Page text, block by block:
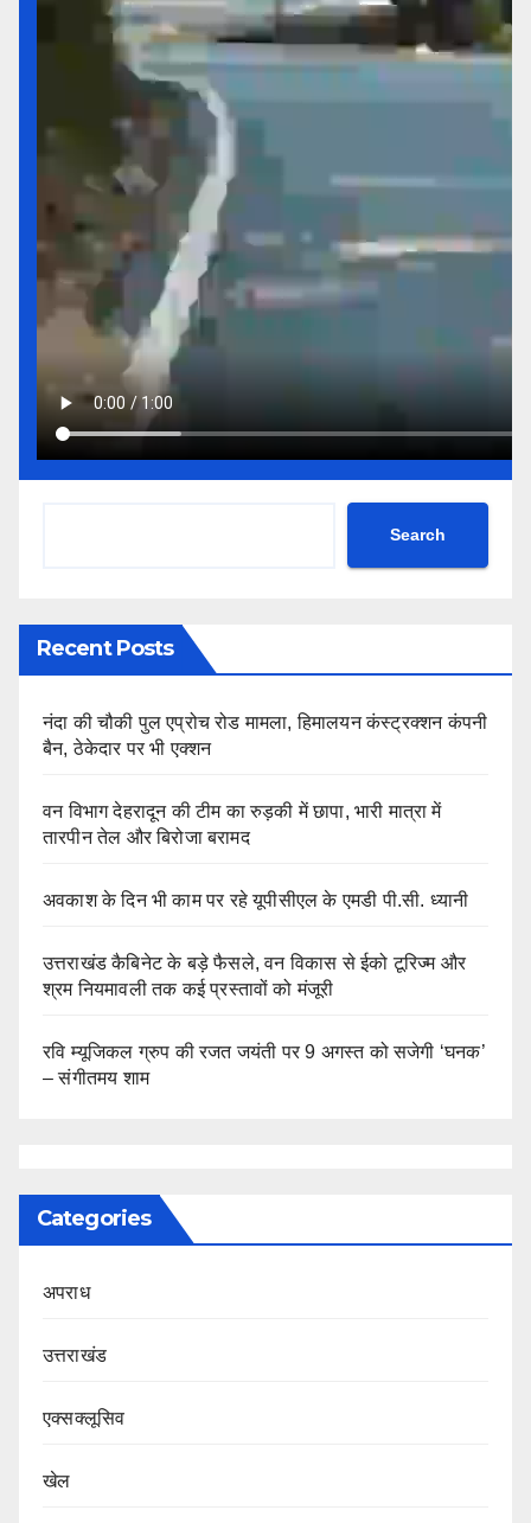
Search
Recent Posts
नंदा की चौकी पुल एप्रोच रोड मामला, हिमालयन कंस्ट्रक्शन कंपनी
बैन, ठेकेदार पर भी एक्शन
वन विभाग देहरादून की टीम का रुड़की में छापा, भारी मात्रा में
तारपीन तेल और बिरोजा बरामद
अवकाश के दिन भी काम पर रहे यूपीसीएल के एमडी पी.सी. ध्यानी
उत्तराखंड कैबिनेट के बड़े फैसले, वन विकास से ईको टूरिज्म और
श्रम नियमावली तक कई प्रस्तावों को मंजूरी
रवि म्यूजिकल ग्रुप की रजत जयंती पर 9 अगस्त को सजेगी ‘घनक’
– संगीतमय शाम
Categories
अपराध
उत्तराखंड
एक्सक्लूसिव
खेल